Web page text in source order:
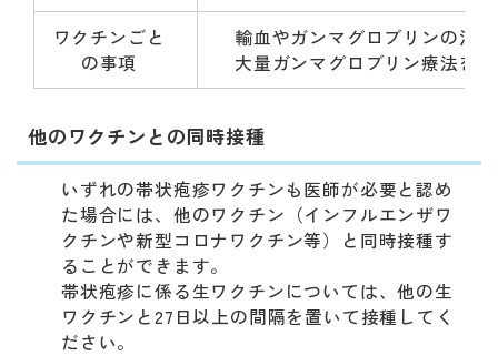
ワクチンごと
の事項
輸血やガンマグロブリンの注
大量ガンマグロブリン療法を
他のワクチンとの同時接種
いずれの帯状疱疹ワクチンも医師が必要と認め
た場合には、他のワクチン（インフルエンザワ
クチンや新型コロナワクチン等）と同時接種す
ることができます。
帯状疱疹に係る生ワクチンについては、他の生
ワクチンと27日以上の間隔を置いて接種してく
ださい。